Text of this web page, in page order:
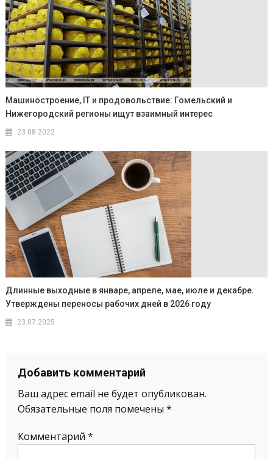
Машиностроение, IT и продовольствие: Гомельский и
Нижегородский регионы ищут взаимный интерес
23.08.2022
Длинные выходные в январе, апреле, мае, июле и декабре.
Утверждены переносы рабочих дней в 2026 году
23.07.2025
Добавить комментарий
Ваш адрес email не будет опубликован.
Обязательные поля помечены *
Комментарий *